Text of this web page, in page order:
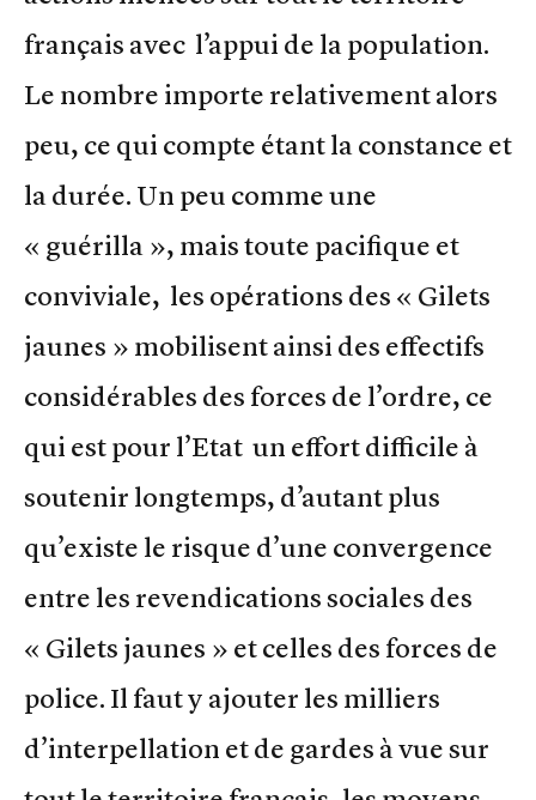
français avec l’appui de la population.
Le nombre importe relativement alors
peu, ce qui compte étant la constance et
la durée. Un peu comme une
« guérilla », mais toute pacifique et
conviviale, les opérations des « Gilets
jaunes » mobilisent ainsi des effectifs
considérables des forces de l’ordre, ce
qui est pour l’Etat un effort difficile à
soutenir longtemps, d’autant plus
qu’existe le risque d’une convergence
entre les revendications sociales des
« Gilets jaunes » et celles des forces de
police. Il faut y ajouter les milliers
d’interpellation et de gardes à vue sur